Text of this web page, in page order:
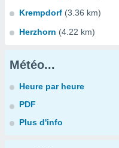
Krempdorf (3.36 km)
Herzhorn (4.22 km)
Météo...
Heure par heure
PDF
Plus d'info